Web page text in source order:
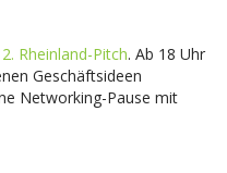
Rheinland-Pitch. Ab 18 Uhr
Geschäftsideen
Networking-Pause mit